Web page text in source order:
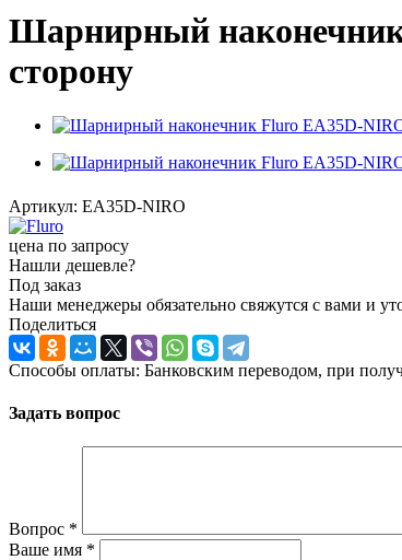
Шарнирный
сторону
Артикул: EA35D-NIRO
цена по запросу
Нашли дешевле?
Под заказ
Наши менеджеры обязательно свяжутся с вами и
Поделиться
Способы оплаты: Банковским переводом, при
Задать вопрос
Вопрос *
Ваше имя *